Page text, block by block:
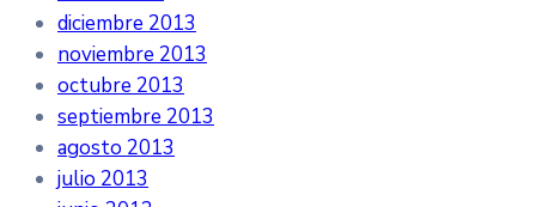
diciembre 2013
noviembre 2013
octubre 2013
septiembre 2013
agosto 2013
julio 2013